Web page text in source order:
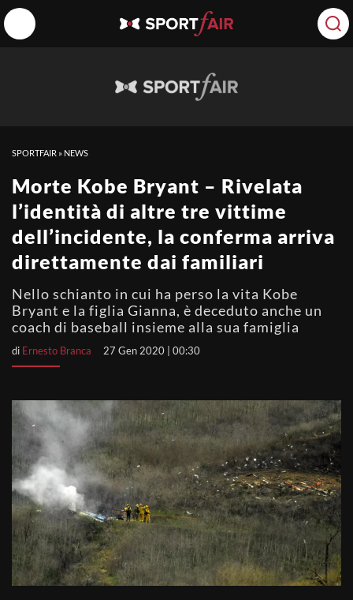
SPORTFAIR » NEWS
Morte Kobe Bryant – Rivelata
l’identità di altre tre vittime
dell’incidente, la conferma arriva
direttamente dai familiari
Nello schianto in cui ha perso la vita Kobe
Bryant e la figlia Gianna, è deceduto anche un
coach di baseball insieme alla sua famiglia
di Ernesto Branca 27 Gen 2020 | 00:30